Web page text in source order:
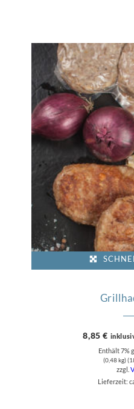
8,85€
Enthält 7%
(0,48 kg) (
zzgl.
Lieferzeit: